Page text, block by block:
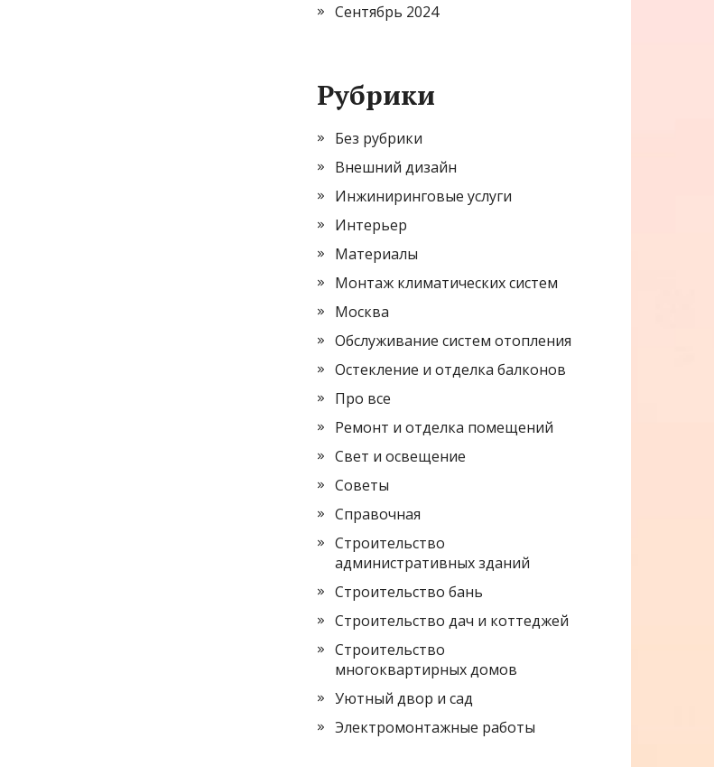
Сентябрь 2024
Рубрики
Без рубрики
Внешний дизайн
Инжиниринговые услуги
Интерьер
Материалы
Монтаж климатических систем
Москва
Обслуживание систем отопления
Остекление и отделка балконов
Про все
Ремонт и отделка помещений
Свет и освещение
Советы
Справочная
Строительство
административных зданий
Строительство бань
Строительство дач и коттеджей
Строительство
многоквартирных домов
Уютный двор и сад
Электромонтажные работы